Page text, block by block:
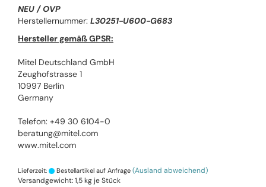
NEU / OVP
Herstellernummer: L30251-U600-G683
Hersteller gemäß GPSR:
Mitel Deutschland GmbH
Zeughofstrasse 1
10997 Berlin
Germany
Telefon: +49 30 6104-0
beratung@mitel.com
www.mitel.com
Lieferzeit: Bestellartikel auf Anfrage (Ausland abweichend)
Versandgewicht:1,5kg je Stück